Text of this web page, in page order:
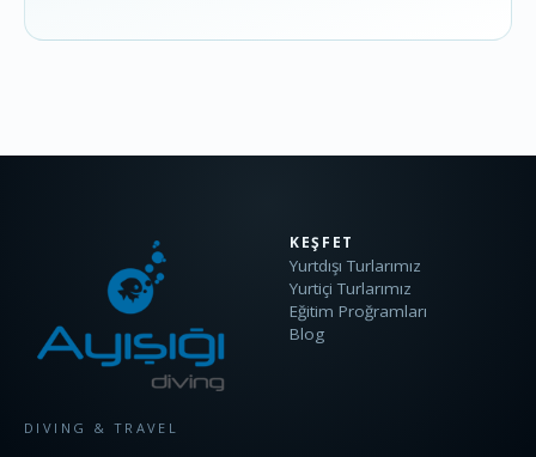
DIVING & TRAVEL
KEŞFET
Yurtdışı Turlarımız
Yurtiçi Turlarımız
Eğitim Proğramları
Blog